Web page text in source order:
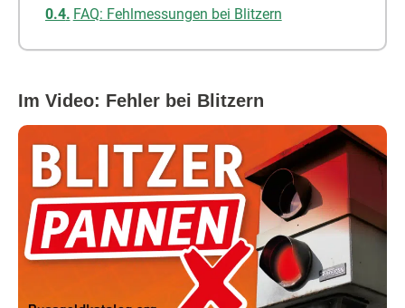
FAQ: Fehlmessungen bei Blitzern
Im Video: Fehler bei Blitzern